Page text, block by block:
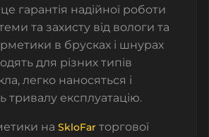
гарантія надійної роботи
та захисту від вологи та
в брусках і шнурах
для різних типів
легко наносяться і
тривалу експлуатацію.
на SkloFar торгової